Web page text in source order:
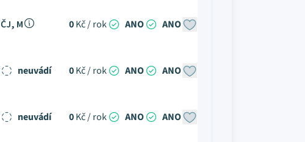
ČJ, M 0Kč / rok ANO ANO
neuvádí 0Kč / rok ANO ANO
neuvádí 0Kč / rok ANO ANO